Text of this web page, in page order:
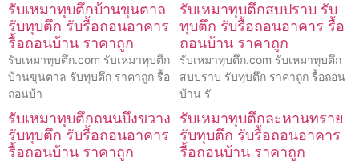
รับเหมาทุบตึกบ้านขุนตาล
รับทุบตึก รับรื้อถอนอาคาร
รื้อถอนบ้าน ราคาถูก
รับเหมาทุบตึก.com รับเหมาทุบตึก
บ้านขุนตาล รับทุบตึก ราคาถูก รื้อ
ถอนบ้า
รับเหมาทุบตึกสบปราบ รับ
ทุบตึก รับรื้อถอนอาคาร รื้อ
ถอนบ้าน ราคาถูก
รับเหมาทุบตึก.com รับเหมาทุบตึก
สบปราบ รับทุบตึก ราคาถูก รื้อถอน
บ้าน รั
รับเหมาทุบตึกถนนบึงขวาง
รับทุบตึก รับรื้อถอนอาคาร
รื้อถอนบ้าน ราคาถูก
รับเหมาทุบตึกละหานทราย
รับทุบตึก รับรื้อถอนอาคาร
รื้อถอนบ้าน ราคาถูก